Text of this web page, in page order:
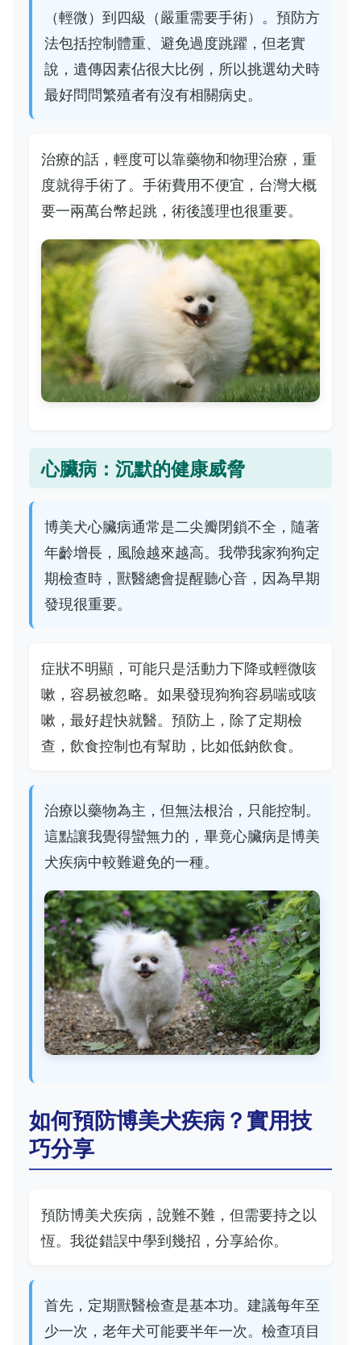
（輕微）到四級（嚴重需要手術）。預防方
法包括控制體重、避免過度跳躍，但老實
說，遺傳因素佔很大比例，所以挑選幼犬時
最好問問繁殖者有沒有相關病史。
治療的話，輕度可以靠藥物和物理治療，重
度就得手術了。手術費用不便宜，台灣大概
要一兩萬台幣起跳，術後護理也很重要。
心臟病：沉默的健康威脅
博美犬心臟病通常是二尖瓣閉鎖不全，隨著
年齡增長，風險越來越高。我帶我家狗狗定
期檢查時，獸醫總會提醒聽心音，因為早期
發現很重要。
症狀不明顯，可能只是活動力下降或輕微咳
嗽，容易被忽略。如果發現狗狗容易喘或咳
嗽，最好趕快就醫。預防上，除了定期檢
查，飲食控制也有幫助，比如低鈉飲食。
治療以藥物為主，但無法根治，只能控制。
這點讓我覺得蠻無力的，畢竟心臟病是博美
犬疾病中較難避免的一種。
如何預防博美犬疾病？實用技
巧分享
預防博美犬疾病，說難不難，但需要持之以
恆。我從錯誤中學到幾招，分享給你。
首先，定期獸醫檢查是基本功。建議每年至
少一次，老年犬可能要半年一次。檢查項目